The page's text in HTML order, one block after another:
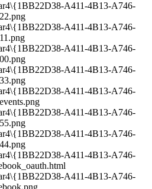
A411-4B13-A746-
A411-4B13-A746-
A411-4B13-A746-
A411-4B13-A746-
A411-4B13-A746-
A411-4B13-A746-
A411-4B13-A746-
A411-4B13-A746-
A411-4B13-A746-